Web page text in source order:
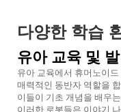
다양한 학습
유아 교육 및
유아 교육에서 휴머노이
매력적인 동반자 역할을
이들이 기초 개념을 배우
이러한 로봇들은 이야기